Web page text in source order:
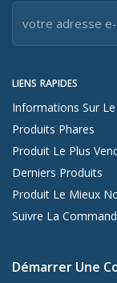
LIENS RAPIDES
Informations Sur
Produits Phares
Produit Le Plus
Derniers Produits
Produit Le Mieux
Suivre La
Démarrer Une